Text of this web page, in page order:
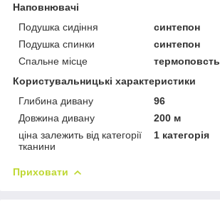
Наповнювачі
Подушка сидіння
синтепон
Подушка спинки
синтепон
Спальне місце
термоповсть
Користувальницькі характеристики
Глибина дивану
96
Довжина дивану
200 м
ціна залежить від категорії
тканини
1 категорія
Приховати